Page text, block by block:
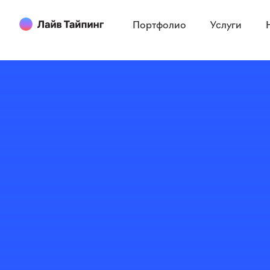
Портфолио Услуги